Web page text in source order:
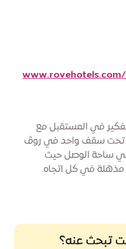
في المستقبل مع
تحت سقف واحد في روڤ
في ساحة الوصل حيث
في كل اتجاه.
تبحث عنه؟